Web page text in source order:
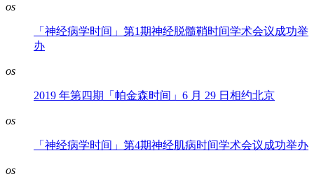
os
「神经病学时间」第1期神经脱髓鞘时间学术会议成功举
办
os
2019 年第四期「帕金森时间」6 月 29 日相约北京
os
「神经病学时间」第4期神经肌病时间学术会议成功举办
os